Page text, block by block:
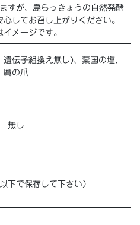
すが、島らっきょうの自然発酵
してお召し上がりください。
メージです。
伝子組換え無し)、粟国の塩、
鷹の爪
無し
下で保存して下さい）